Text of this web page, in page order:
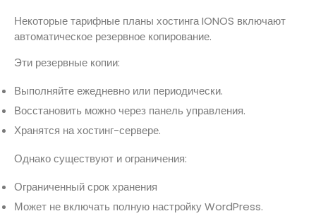
Некоторые тарифные планы хостинга IONOS включают
автоматическое резервное копирование.
Эти резервные копии:
Выполняйте ежедневно или периодически.
Восстановить можно через панель управления.
Хранятся на хостинг-сервере.
Однако существуют и ограничения:
Ограниченный срок хранения
Может не включать полную настройку WordPress.